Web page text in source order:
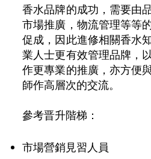
香水品牌的成功，需要由
市場推廣，物流管理等等
促成，因此進修相關香水
業人士更有效管理品牌，
作更專業的推廣，亦方便
師作高層次的交流。
參考晋升階梯：
市場營銷見習人員